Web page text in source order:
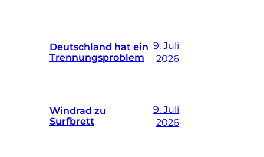
Deutschland hat ein
Trennungsproblem
9. Juli
2026
Windrad zu
Surfbrett
9. Juli
2026